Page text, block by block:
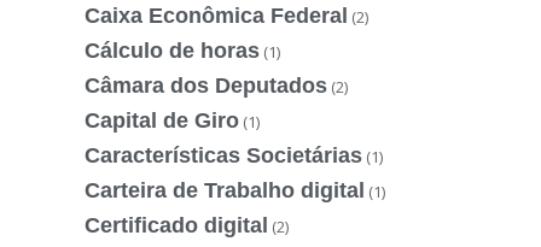
Caixa Econômica Federal (2)
Cálculo de horas (1)
Câmara dos Deputados (2)
Capital de Giro (1)
Características Societárias (1)
Carteira de Trabalho digital (1)
Certificado digital (2)